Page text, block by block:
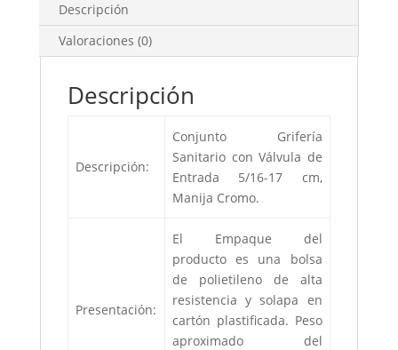
Descripción
Valoraciones (0)
Descripción
Descripción:
Conjunto Grifería
Sanitario con Válvula de
Entrada 5/16-17 cm,
Manija Cromo.
Presentación:
El Empaque del
producto es una bolsa
de polietileno de alta
resistencia y solapa en
cartón plastificada. Peso
aproximado del